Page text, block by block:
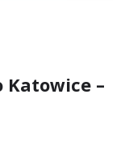
Katowice –